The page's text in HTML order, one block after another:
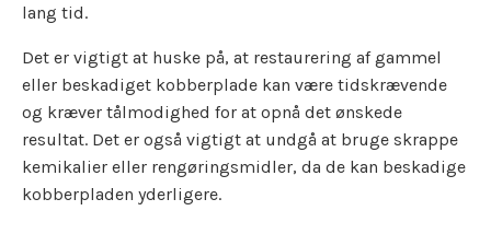
lang tid.
Det er vigtigt at huske på, at restaurering af gammel
eller beskadiget kobberplade kan være tidskrævende
og kræver tålmodighed for at opnå det ønskede
resultat. Det er også vigtigt at undgå at bruge skrappe
kemikalier eller rengøringsmidler, da de kan beskadige
kobberpladen yderligere.